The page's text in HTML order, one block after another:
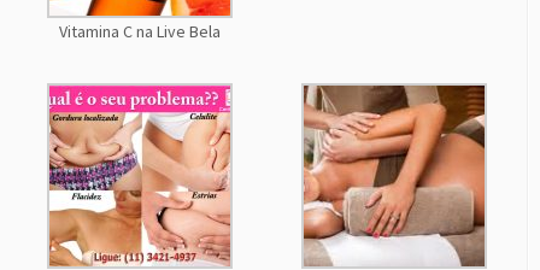
Vitamina C na Live Bela